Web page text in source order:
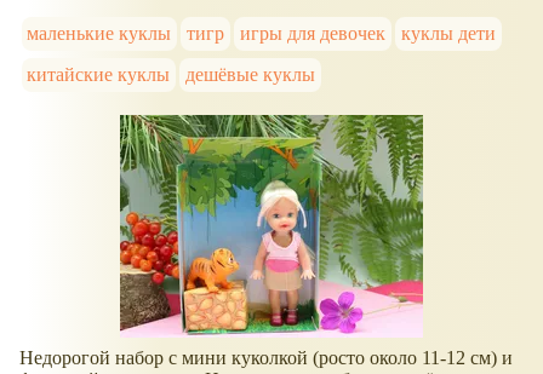
маленькие куклы тигр игры для девочек
куклы дети
китайские куклы
дешёвые куклы
Недорогой набор с мини куколкой (росто около 11-12 см) и